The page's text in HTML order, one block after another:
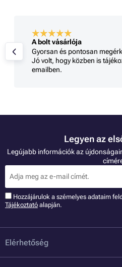
A bolt vásárlója
Gyorsan és pontosan
Jó volt, hogy közben is
emailben.
Legyen az
Legújabb információk az
Hozzájárulok a szémelyes adataim
Tájékoztató alapján.
Elérhetőség